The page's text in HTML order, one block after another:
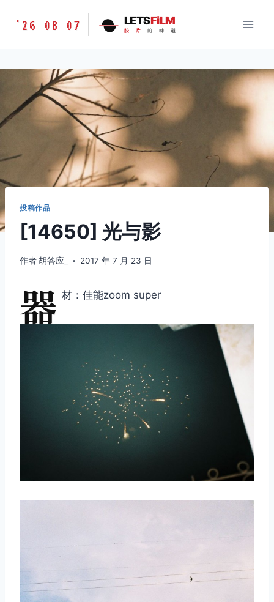
胶
味
LETSFILM
'26 08 07 LETSFiLM
胶 片 的 味 道
投稿作品
[14650] 光与影
作者胡答应_ 2017 年 7 月 23 日
器 材：佳能zoom super